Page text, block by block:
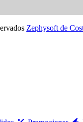
Zephysoft de